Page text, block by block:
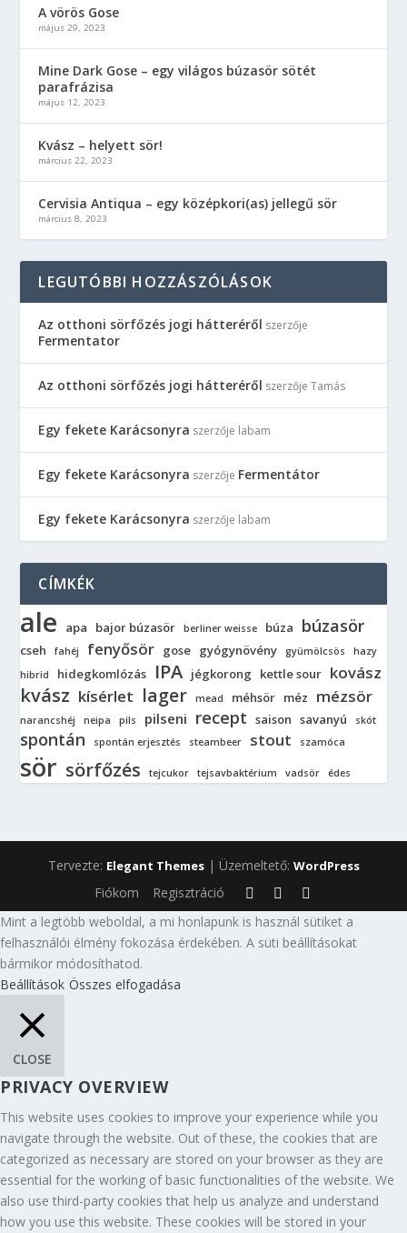
A vörös Gose
május 29, 2023
Mine Dark Gose – egy világos búzasör sötét
parafrázisa
május 12, 2023
Kvász – helyett sör!
március 22, 2023
Cervisia Antiqua – egy középkori(as) jellegű sör
március 8, 2023
LEGUTÓBBI HOZZÁSZÓLÁSOK
Az otthoni sörfőzés jogi hátteréről szerzője
Fermentator
Az otthoni sörfőzés jogi hátteréről szerzőjeTamás
Egy fekete Karácsonyra szerzője labam
Egy fekete Karácsonyra szerzője Fermentátor
Egy fekete Karácsonyra szerzője labam
CÍMKÉK
ale apa bajor búzasör berliner weisse búza búzasör
cseh fahéj fenyősör gose gyógynövény gyümölcsös
hazy
hibrid
hidegkomlózás IPA jégkorong kettle sour kovász
kvász kísérlet lager mead méhsör méz mézsör
narancshéj neipa pils pilseni recept saison savanyú skót
spontán spontán erjesztés steambeer stout szamóca
sör sörfőzés tejcukor tejsavbaktérium vadsör édes
Tervezte: Elegant Themes| Üzemeltető: WordPress
Fiókom
Regisztráció
Mint a legtöbb weboldal, a mi honlapunk is használ sütiket a
felhasználói élmény fokozása érdekében. A süti beállításokat
bármikor módosíthatod.
Beállítások Összes elfogadása
CLOSE
PRIVACY OVERVIEW
This website uses cookies to improve your experience while you
navigate through the website. Out of these, the cookies that are
categorized as necessary are stored on your browser as they are
essential for the working of basic functionalities of the website. We
also use third-party cookies that help us analyze and understand
how you use this website. These cookies will be stored in your